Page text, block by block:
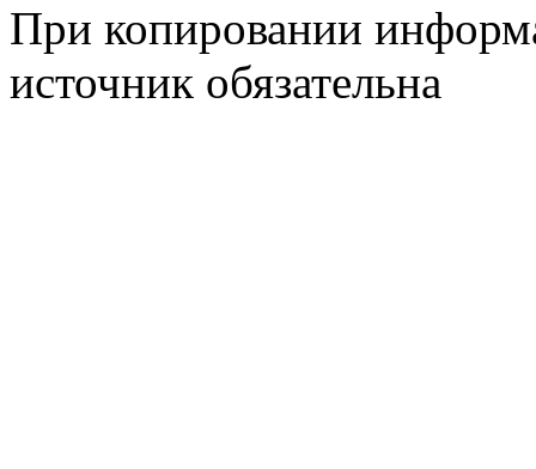
При копировании
источник обязательна